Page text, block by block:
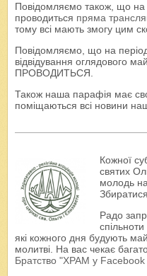
Повідомляємо також, що
проводиться пряма
тому всі мають змогу цим
Повідомляємо, що на період
відвідування оглядового
ПРОВОДИТЬСЯ.
Також наша парафія має
поміщаються всі новини
Кожної
святих
молодь на
Радо
які кожного дня будують
молитві. На вас чекає
Братство "ХРАМ у Facebook